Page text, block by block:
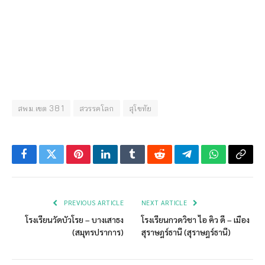
สพม.เขต 38 1 สวรรคโลก สุโขทัย
FacebookTwitterPinterestLinkedInTumblrRedditTelegramWhatsApp
Copy
PREVIOUS ARTICLE
โรงเรียนวัดบัวโรย – บางเสาธง
(สมุทรปราการ)
NEXT ARTICLE
โรงเรียนกวดวิชา ไอ คิว ดี – เมือง
สุราษฎร์ธานี (สุราษฎร์ธานี)